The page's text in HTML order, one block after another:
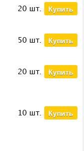
20 шт. Купить
50 шт. Купить
20 шт. Купить
10 шт. Купить